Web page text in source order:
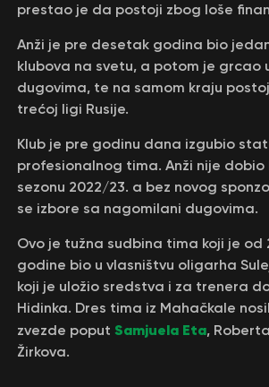
prestao je da postoji zbog loše
Anži je pre desetak godina bio
klubova na svetu, a potom je grcao
dugovima, te na samom kraju
trećoj ligi Rusije.
Klub je pre godinu dana izgubio
profesionalnog tima. Anži nije dobio
sezonu 2022/23. a bez novog
se izbore sa nagomilani dugovima.
Ovo je tužna sudbina tima koji je od
godine bio u vlasništvu oligarha
koji je uložio sredstva i za trenera
Hidinka. Dres tima iz Mahačkale
zvezde poput Samjuela Eta,
Žirkova.